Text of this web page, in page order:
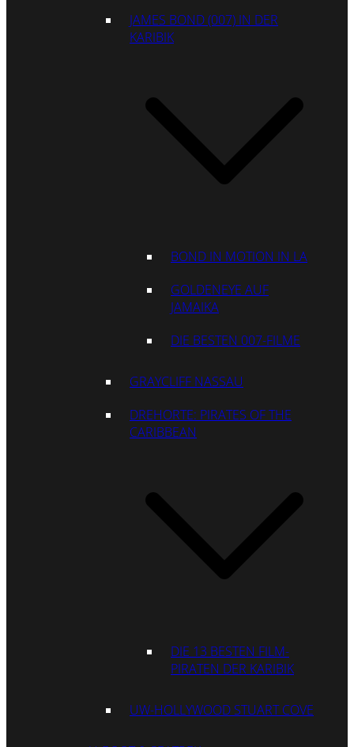
JAMES BOND (007) IN DER
KARIBIK
BOND IN MOTION IN LA
GOLDENEYE AUF
JAMAIKA
DIE BESTEN 007-FILME
GRAYCLIFF NASSAU
DREHORTE: PIRATES OF THE
CARIBBEAN
DIE 13 BESTEN FILM-
PIRATEN DER KARIBIK
UW-HOLLYWOOD STUART COVE